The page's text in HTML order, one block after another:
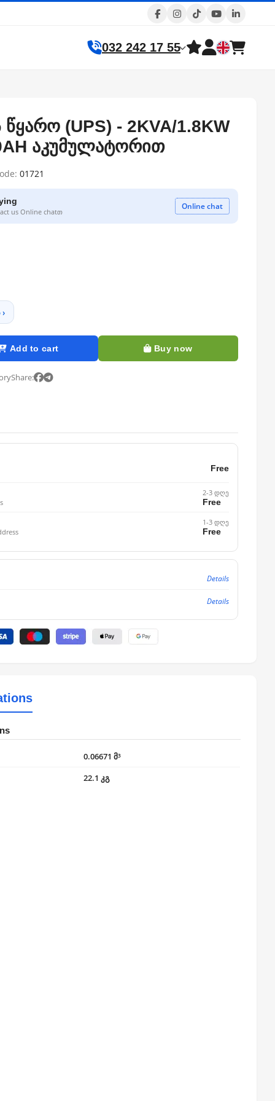
032 242 17 55
წყარო (UPS) - 2KVA/1.8KW
აკუმულატორით
01721
us Online chatთ
Online chat
Add to cart Buy now
Share:
Free
2-3 დღე
Free
1-3 დღე
Free
Details
Details
0.06671 მ³
22.1 კგ